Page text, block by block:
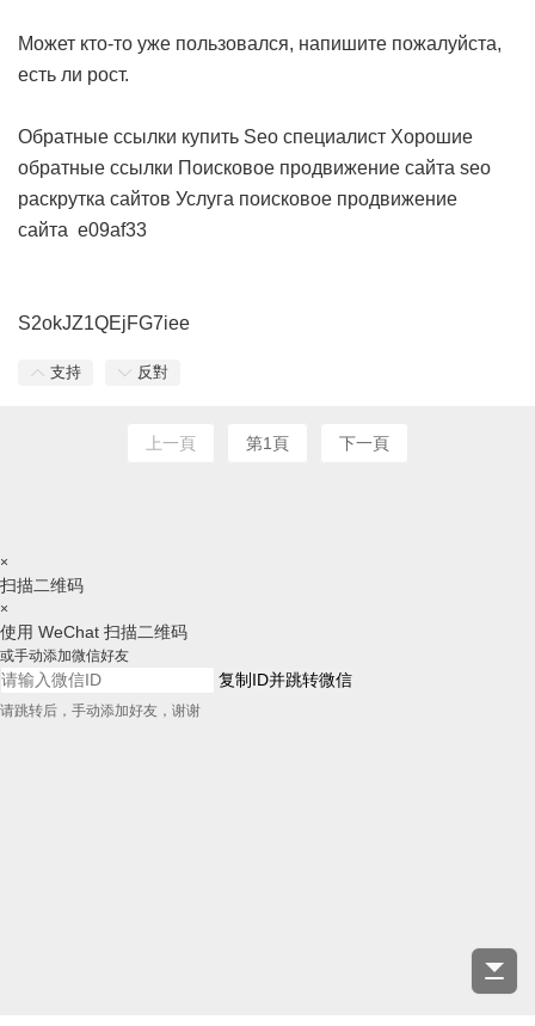
Может кто-то уже пользовался, напишите пожалуйста,
есть ли рост.
Обратные ссылки купить Seo специалист Хорошие
обратные ссылки Поисковое продвижение сайта seo
раскрутка сайтов Услуга поисковое продвижение
сайта e09af33
S2okJZ1QEjFG7iee
支持 反對
上一頁 第1頁 下一頁
×
扫描二维码
×
使用 WeChat 扫描二维码
或手动添加微信好友
复制ID并跳转微信
请跳转后，手动添加好友，谢谢